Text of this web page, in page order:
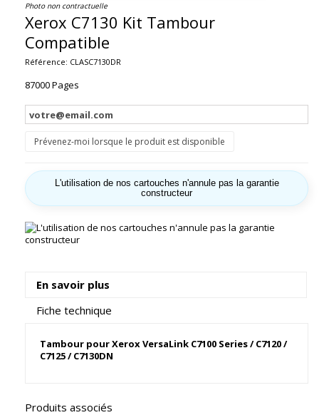
Photo non contractuelle
Xerox C7130 Kit Tambour
Compatible
Référence: CLASC7130DR
87000 Pages
Prévenez-moi lorsque le produit est disponible
L'utilisation de nos cartouches n'annule pas la garantie
constructeur
En savoir plus
Fiche technique
Tambour pour Xerox VersaLink C7100 Series / C7120 /
C7125 / C7130DN
Produits associés